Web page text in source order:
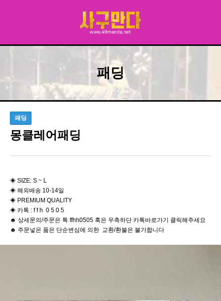
패딩
패딩
몽클레어패딩
◈ SIZE: S ~ L
◈ 해외배송 10-14일
◈ PREMIUM QUALITY
◈ 카톡 : f f h 0 5 0 5
☻ 상세문의/주문은 톡 ffhh0505 혹은 우측하단 카톡바로가기 클릭해주세요
☻ 주문넣은 품은 단순변심에 의한 교환/환불은 불가합니다